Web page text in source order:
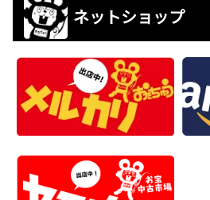
ネットショップ